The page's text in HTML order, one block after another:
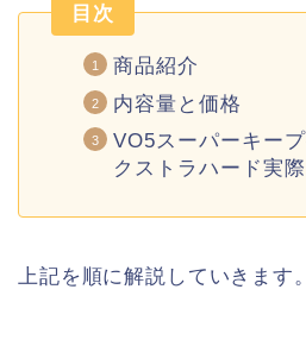
目次
商品紹介
内容量と価格
VO5スーパーキー
クストラハード実
上記を順に解説していきます。